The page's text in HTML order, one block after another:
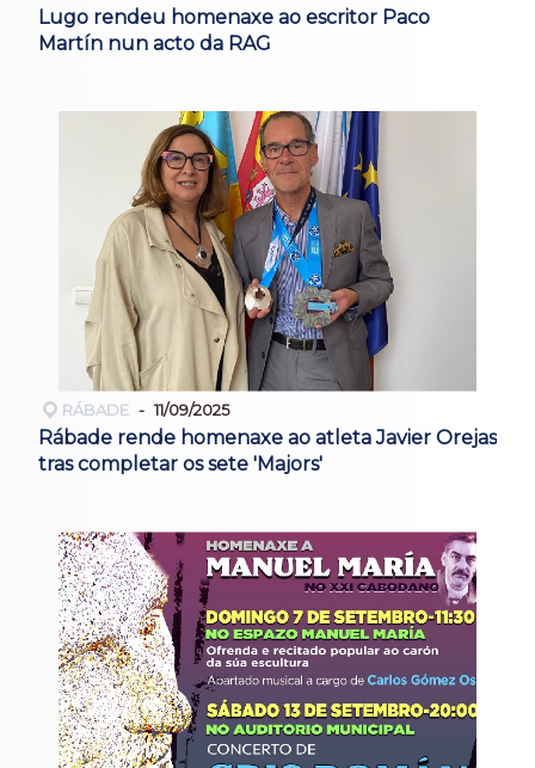
Lugo rendeu homenaxe ao escritor Paco
Martín nun acto da RAG
RÁBADE 11/09/2025
Rábade rende homenaxe ao atleta Javier Orejas
tras completar os sete 'Majors'